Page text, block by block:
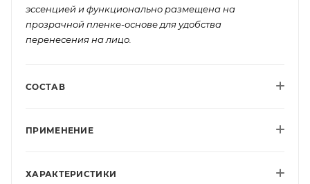
эссенцией и функционально размещена на
прозрачной пленке-основе для удобства
перенесения на лицо.
СОСТАВ
ПРИМЕНЕНИЕ
ХАРАКТЕРИСТИКИ